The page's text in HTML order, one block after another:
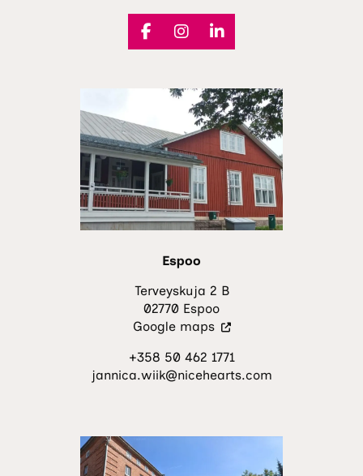
Espoo
Terveyskuja 2 B
02770 Espoo
Google maps(Vieraile
sivustolla.
Linkki
välilehteen.)
+358 50 462 1771
jannica.wiik@nicehearts.com